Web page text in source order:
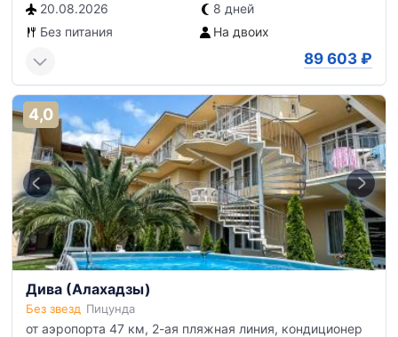
20.08.2026
8 дней
Без питания
На двоих
89 603 ₽
4,0
Дива (Алахадзы)
Без звезд Пицунда
от аэропорта 47 км, 2-ая пляжная линия, кондиционер